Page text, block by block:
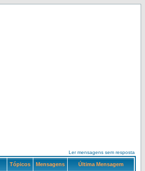
Ler mensagens sem resposta
Tópicos Mensagens Última Mensagem